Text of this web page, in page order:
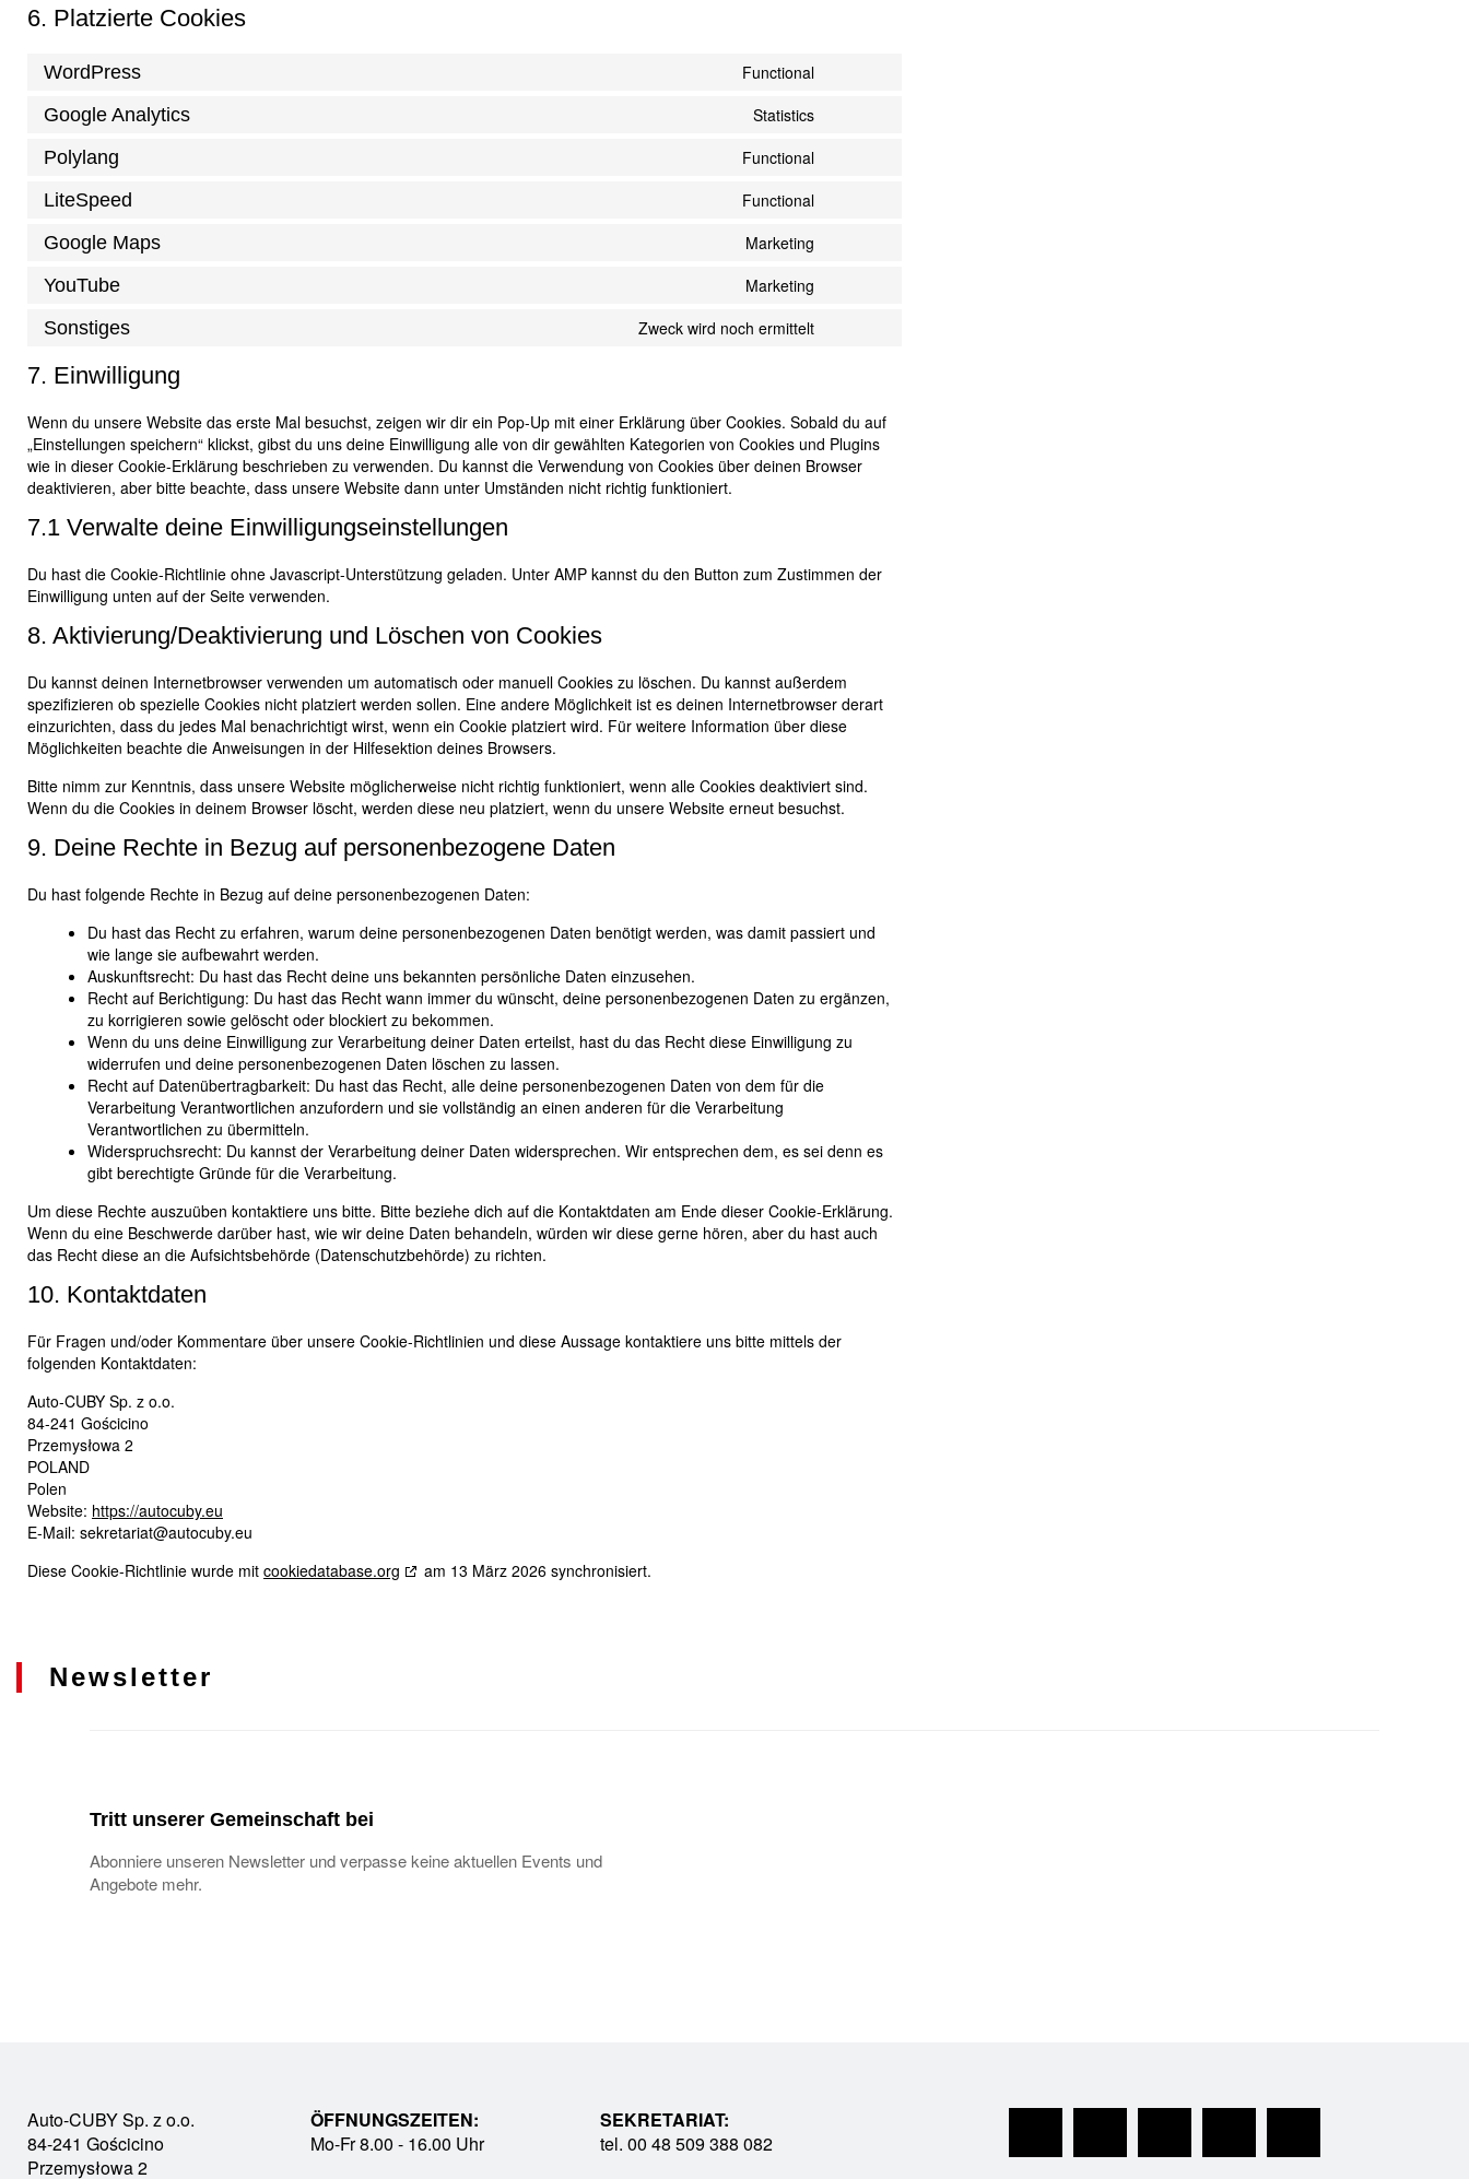
6. Platzierte Cookies
WordPress Functional
Google Analytics Statistics
Polylang Functional
LiteSpeed Functional
Google Maps Marketing
YouTube Marketing
Sonstiges Zweck wird noch ermittelt
7. Einwilligung
Wenn du unsere Website das erste Mal besuchst, zeigen wir dir ein Pop-Up mit einer Erklärung über Cookies. Sobald du auf
„Einstellungen speichern“ klickst, gibst du uns deine Einwilligung alle von dir gewählten Kategorien von Cookies und Plugins
wie in dieser Cookie-Erklärung beschrieben zu verwenden. Du kannst die Verwendung von Cookies über deinen Browser
deaktivieren, aber bitte beachte, dass unsere Website dann unter Umständen nicht richtig funktioniert.
7.1 Verwalte deine Einwilligungseinstellungen
Du hast die Cookie-Richtlinie ohne Javascript-Unterstützung geladen. Unter AMP kannst du den Button zum Zustimmen der
Einwilligung unten auf der Seite verwenden.
8. Aktivierung/Deaktivierung und Löschen von Cookies
Du kannst deinen Internetbrowser verwenden um automatisch oder manuell Cookies zu löschen. Du kannst außerdem
spezifizieren ob spezielle Cookies nicht platziert werden sollen. Eine andere Möglichkeit ist es deinen Internetbrowser derart
einzurichten, dass du jedes Mal benachrichtigt wirst, wenn ein Cookie platziert wird. Für weitere Information über diese
Möglichkeiten beachte die Anweisungen in der Hilfesektion deines Browsers.
Bitte nimm zur Kenntnis, dass unsere Website möglicherweise nicht richtig funktioniert, wenn alle Cookies deaktiviert sind.
Wenn du die Cookies in deinem Browser löscht, werden diese neu platziert, wenn du unsere Website erneut besuchst.
9. Deine Rechte in Bezug auf personenbezogene Daten
Du hast folgende Rechte in Bezug auf deine personenbezogenen Daten:
Du hast das Recht zu erfahren, warum deine personenbezogenen Daten benötigt werden, was damit passiert und
wie lange sie aufbewahrt werden.
Auskunftsrecht: Du hast das Recht deine uns bekannten persönliche Daten einzusehen.
Recht auf Berichtigung: Du hast das Recht wann immer du wünscht, deine personenbezogenen Daten zu ergänzen,
zu korrigieren sowie gelöscht oder blockiert zu bekommen.
Wenn du uns deine Einwilligung zur Verarbeitung deiner Daten erteilst, hast du das Recht diese Einwilligung zu
widerrufen und deine personenbezogenen Daten löschen zu lassen.
Recht auf Datenübertragbarkeit: Du hast das Recht, alle deine personenbezogenen Daten von dem für die
Verarbeitung Verantwortlichen anzufordern und sie vollständig an einen anderen für die Verarbeitung
Verantwortlichen zu übermitteln.
Widerspruchsrecht: Du kannst der Verarbeitung deiner Daten widersprechen. Wir entsprechen dem, es sei denn es
gibt berechtigte Gründe für die Verarbeitung.
Um diese Rechte auszuüben kontaktiere uns bitte. Bitte beziehe dich auf die Kontaktdaten am Ende dieser Cookie-Erklärung.
Wenn du eine Beschwerde darüber hast, wie wir deine Daten behandeln, würden wir diese gerne hören, aber du hast auch
das Recht diese an die Aufsichtsbehörde (Datenschutzbehörde) zu richten.
10. Kontaktdaten
Für Fragen und/oder Kommentare über unsere Cookie-Richtlinien und diese Aussage kontaktiere uns bitte mittels der
folgenden Kontaktdaten:
Auto-CUBY Sp. z o.o.
84-241 Gościcino
Przemysłowa 2
POLAND
Polen
Website: https://autocuby.eu
E-Mail: sekretariat@autocuby.eu
Diese Cookie-Richtlinie wurde mit cookiedatabase.org am 13 März 2026 synchronisiert.
Newsletter
Tritt unserer Gemeinschaft bei
Abonniere unseren Newsletter und verpasse keine aktuellen Events und
Angebote mehr.
Auto-CUBY Sp. z o.o.
84-241 Gościcino
Przemysłowa 2
ÖFFNUNGSZEITEN:
Mo-Fr 8.00 - 16.00 Uhr
SEKRETARIAT:
tel. 00 48 509 388 082